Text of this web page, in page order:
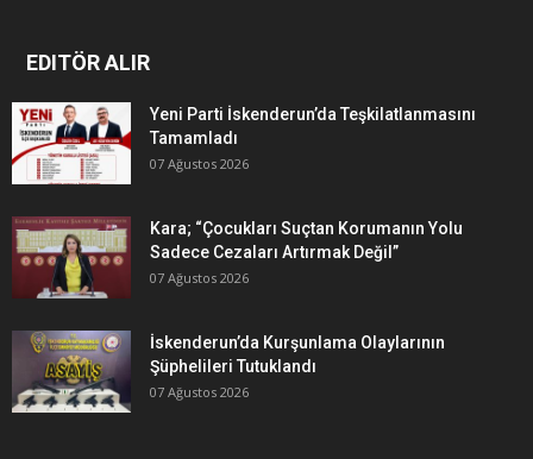
EDITÖR ALIR
Yeni Parti İskenderun’da Teşkilatlanmasını
Tamamladı
07 Ağustos 2026
Kara; “Çocukları Suçtan Korumanın Yolu
Sadece Cezaları Artırmak Değil”
07 Ağustos 2026
İskenderun’da Kurşunlama Olaylarının
Şüphelileri Tutuklandı
07 Ağustos 2026